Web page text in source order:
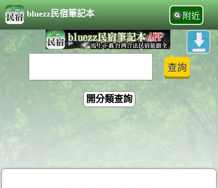
bluezz民宿筆記本 附近
開分類查詢